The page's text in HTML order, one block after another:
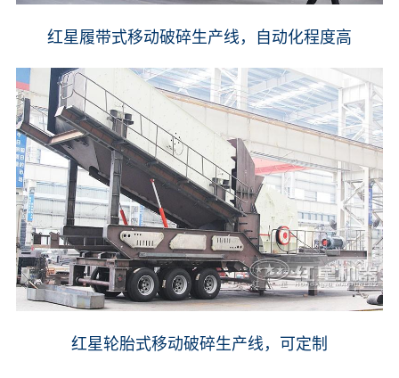
红星履带式移动破碎生产线，自动化程度高
红星轮胎式移动破碎生产线，可定制